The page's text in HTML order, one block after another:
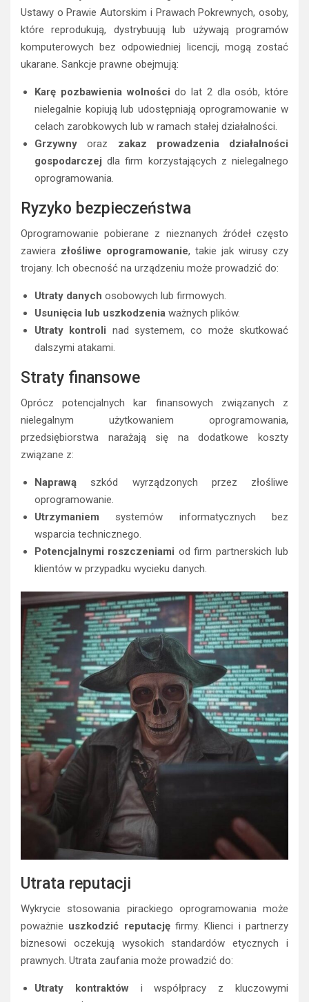
Ustawy o Prawie Autorskim i Prawach Pokrewnych, osoby,
które reprodukują, dystrybuują lub używają programów
komputerowych bez odpowiedniej licencji, mogą zostać
ukarane. Sankcje prawne obejmują:
Karę pozbawienia wolności do lat 2 dla osób, które
nielegalnie kopiują lub udostępniają oprogramowanie w
celach zarobkowych lub w ramach stałej działalności.
Grzywny oraz zakaz prowadzenia działalności
gospodarczej dla firm korzystających z nielegalnego
oprogramowania.
Ryzyko bezpieczeństwa
Oprogramowanie pobierane z nieznanych źródeł często
zawiera złośliwe oprogramowanie, takie jak wirusy czy
trojany. Ich obecność na urządzeniu może prowadzić do:
Utraty danych osobowych lub firmowych.
Usunięcia lub uszkodzenia ważnych plików.
Utraty kontroli nad systemem, co może skutkować
dalszymi atakami.
Straty finansowe
Oprócz potencjalnych kar finansowych związanych z
nielegalnym użytkowaniem oprogramowania,
przedsiębiorstwa narażają się na dodatkowe koszty
związane z:
Naprawą szkód wyrządzonych przez złośliwe
oprogramowanie.
Utrzymaniem systemów informatycznych bez
wsparcia technicznego.
Potencjalnymi roszczeniami od firm partnerskich lub
klientów w przypadku wycieku danych.
Utrata reputacji
Wykrycie stosowania pirackiego oprogramowania może
poważnie uszkodzić reputacjęfirmy. Klienci i partnerzy
biznesowi oczekują wysokich standardów etycznych i
prawnych. Utrata zaufania może prowadzić do:
Utraty kontraktówi współpracy z kluczowymi